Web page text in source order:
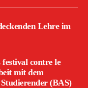
Lehre im
contre le
mit dem
(BAS)